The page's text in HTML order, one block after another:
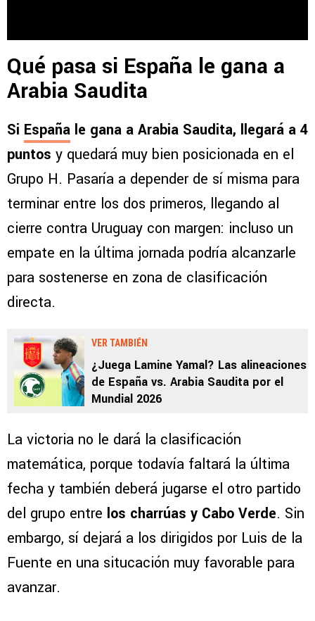
Qué pasa si España le gana a
Arabia Saudita
Si España le gana a Arabia Saudita, llegará a 4
puntos y quedará muy bien posicionada en el
Grupo H. Pasaría a depender de sí misma para
terminar entre los dos primeros, llegando al
cierre contra Uruguay con margen: incluso un
empate en la última jornada podría alcanzarle
para sostenerse en zona de clasificación
directa.
VER TAMBIÉN
¿Juega Lamine Yamal? Las alineaciones
de España vs. Arabia Saudita por el
Mundial 2026
La victoria no le dará la clasificación
matemática, porque todavía faltará la última
fecha y también deberá jugarse el otro partido
del grupo entre los charrúas y Cabo Verde. Sin
embargo, sí dejará a los dirigidos por Luis de la
Fuente en una situcación muy favorable para
avanzar.